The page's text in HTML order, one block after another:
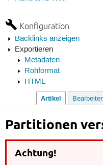
Konfiguration
Backlinks anzeigen
Exportieren
Metadaten
Rohformat
HTML
Artikel
Partitionen
Achtung!